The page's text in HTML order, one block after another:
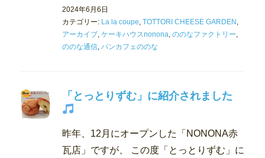
2024年6月6日
カテゴリー: La la coupe, TOTTORI CHEESE GARDEN ,
アーカイブ, ケーキハウスnonona, ののなファクトリー,
ののな通信, パンカフェののな
「とっとりずむ」に紹介されました
昨年、12月にオープンした「NONONA赤
瓦店」ですが、 この度「とっとりずむ」に